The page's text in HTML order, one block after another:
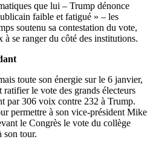
que lui – Trump dénonce
faible et fatigué » – les
soutenu sa contestation du vote,
se ranger du côté des institutions.
toute son énergie sur le 6 janvier,
le vote des grands électeurs
par 306 voix contre 232 à Trump.
permettre à son vice-président Mike
le Congrès le vote du collège
son tour.